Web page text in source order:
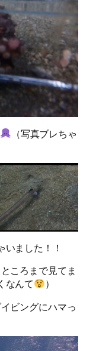
（写真ブレちゃ
ました！！
ころまで見てま
なんて
）
ビングにハマっ